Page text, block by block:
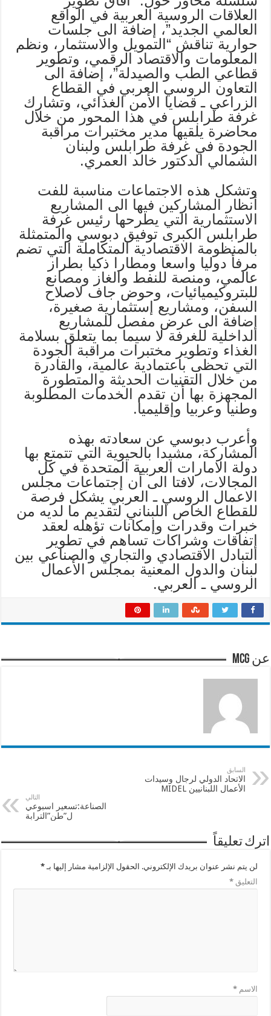
العلاقات الروسية العربية في الواقع
العالمي الجديد”، إضافة الى جلسات
حوارية تناقش “التمويل والاستثمار، ونظم
المعلومات والاقتصاد الرقمي، وتطوير
قطاعي الطب والصيدلة”، إضافة الى
التعاون الروسي العربي في القطاع
الزراعي ـ قضايا الأمن الغذائي، وتشارك
غرفة طرابلس في هذا المحور من خلال
محاضرة يلقيها مدير مختبرات مراقبة
الجودة في غرفة طرابلس ولبنان
الشمالي الدكتور خالد العمري.
وتشكل هذه الاجتماعات مناسبة للفت
أنظار المشاركين فيها الى المشاريع
الاستثمارية التي يطرحها رئيس غرفة
طرابلس الكبرى توفيق دبوسي والمتمثلة
بالمنظومة الاقتصادية المتكاملة التي تضم
مرفأ دوليا واسعا ومطارا ذكيا بطراز
عالمي، ومنصة للنفط والغاز ومصانع
للبتروكيميائيات، وحوض جاف لاصلاح
السفن، ومشاريع إستثمارية صغيرة،
إضافة الى عرض مفصل للمشاريع
الداخلية للغرفة لا سيما بما يتعلق بسلامة
الغذاء وتطوير مختبرات مراقبة الجودة
التي تحظى باعتمادية عالمية، والقادرة
من خلال التقنيات الحديثة والمتطورة
المجهزة بها أن تقدم الخدمات المطلوبة
وطنيا وعربيا وإقليميا.
وأعرب دبوسي عن سعادته بهذه
المشاركة، مشيدا بالحيوية التي تتمتع بها
دولة الامارات العربية المتحدة في كل
المجالات، لافتا الى أن إجتماعات مجلس
الاعمال الروسي ـ العربي يشكل فرصة
للقطاع الخاص اللبناني لتقديم ما لديه من
خبرات وقدرات وإمكانات تؤهله لعقد
إتفاقات وشراكات تساهم في تطوير
التبادل الاقتصادي والتجاري والصناعي بين
لبنان والدول المعنية بمجلس الأعمال
الروسي ـ العربي.
عن mcg
السابق
الاتحاد الدولي لرجال وسيدات
الأعمال اللبنانيين MIDEL
التالي
الصناعة:تسعير اسبوعي
ل”طن”الترابة
اترك تعليقاً
لن يتم نشر عنوان بريدك الإلكتروني. الحقول الإلزامية مشار إليها بـ*
التعليق*
الاسم*